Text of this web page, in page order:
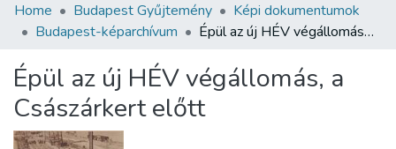
Communities & Collections
Statistics
About us
Home Budapest Gyűjtemény
Képi dokumentumok
Budapest-képarchívum
Épül az új HÉV végállomás, a Császárkert előtt
Épül az új HÉV végállomás, a
Császárkert előtt